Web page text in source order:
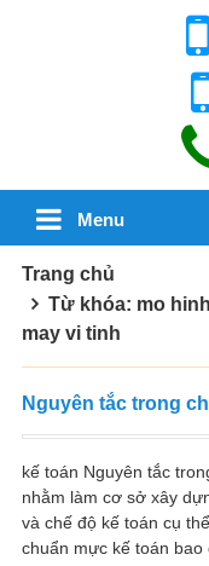
Menu
Trang chủ
Từ khóa: mo
may vi tinh
Nguyên tắc trong
kế toán Nguyên tắc
nhằm làm cơ sở xây
và chế độ kế toán cụ
chuẩn mực kế toán